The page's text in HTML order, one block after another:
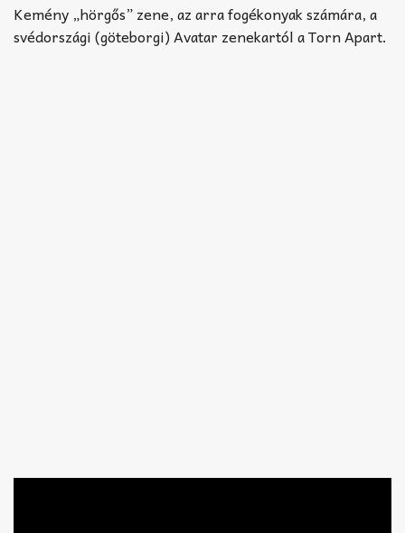
TABok
Kemény „hörgős” zene, az arra fogékonyak számára, a
svédországi (göteborgi) Avatar zenekartól a Torn Apart.